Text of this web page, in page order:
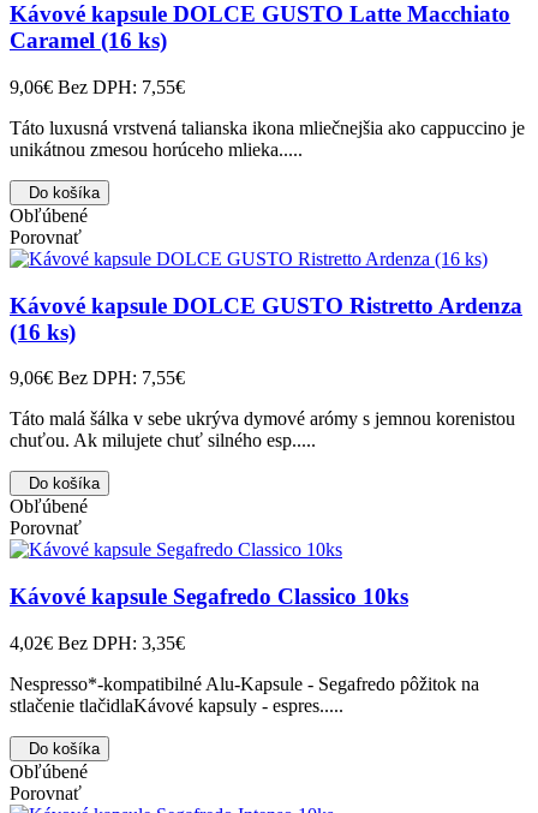
Kávové kapsule DOLCE GUSTO Latte Macchiato
Caramel (16 ks)
9,06€ Bez DPH: 7,55€
Táto luxusná vrstvená talianska ikona mliečnejšia ako cappuccino je
unikátnou zmesou horúceho mlieka.....
Do košíka
Obľúbené
Porovnať
Kávové kapsule DOLCE GUSTO Ristretto Ardenza
(16 ks)
9,06€ Bez DPH: 7,55€
Táto malá šálka v sebe ukrýva dymové arómy s jemnou korenistou
chuťou. Ak milujete chuť silného esp.....
Do košíka
Obľúbené
Porovnať
Kávové kapsule Segafredo Classico 10ks
4,02€ Bez DPH: 3,35€
Nespresso*-kompatibilné Alu-Kapsule - Segafredo pôžitok na
stlačenie tlačidlaKávové kapsuly - espres.....
Do košíka
Obľúbené
Porovnať